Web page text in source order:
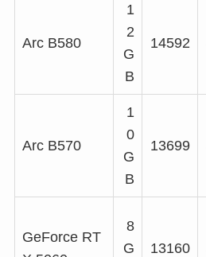
Arc B580
1
2
G
B
14592
Arc B570
1
0
G
B
13699
GeForce RT
8
G
13160